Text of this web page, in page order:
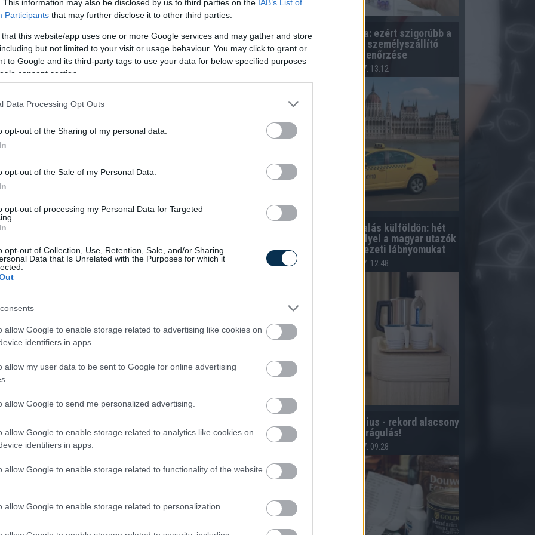
This information may also be disclosed by us to third parties on the IAB’s List of
Participants that may further disclose it to other third parties.
that this website/app uses one or more Google services and may gather and store
but not limited to your visit or usage behaviour. You may click to grant or
to Google and its third-party tags to use your data for below specified purposes
consent section.
Data Processing Opt Outs
opt-out of the Sharing of my personal data.
opt-out of the Sale of my Personal Data.
opt-out of processing my Personal Data for Targeted
opt-out of Collection, Use, Retention, Sale, and/or Sharing
Data that Is Unrelated with the Purposes for which it
allow Google to enable storage related to advertising like cookies on
identifiers in apps.
allow my user data to be sent to Google for online advertising
allow Google to send me personalized advertising.
allow Google to enable storage related to analytics like cookies on
identifiers in apps.
allow Google to enable storage related to functionality of the website
allow Google to enable storage related to personalization.
legfőbb ismertetőjelei
mindig készen állnak az új
kitartó és határozott személyiségeik
be a csoportokban. Az impulzivitás és
és energiát hozza az
mind személyes, mind szakmai
emberek szeretik a komfortot és a
elérésében. Az érzéki élvezeteket
terén.
és intellektuálisan érdeklődők, mindig
horoszkóp
jegy szülöttei szociális és
1 éves műszaki vizsga: ezért szigorúbb a
taxisok, mentők és személyszállító
járművek ellenőrzése
2026.08.07. 13:12
Fenntarthatóbb nyaralás külföldön: hét
egyszerű szokás, amellyel a magyar utazók
csökkenthetik környezeti lábnyomukat
2026.08.07. 12:48
Magyar infláció 2026 július - rekord alacsony
szinten a drágulás!
2026.08.07. 09:28